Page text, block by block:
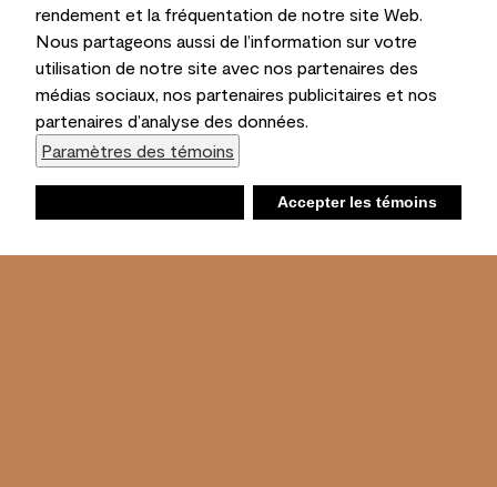
rendement et la fréquentation de notre site Web.
Nous partageons aussi de l’information sur votre
utilisation de notre site avec nos partenaires des
médias sociaux, nos partenaires publicitaires et nos
partenaires d’analyse des données.
Paramètres des témoins
Accepter les témoins
Liste d’achats